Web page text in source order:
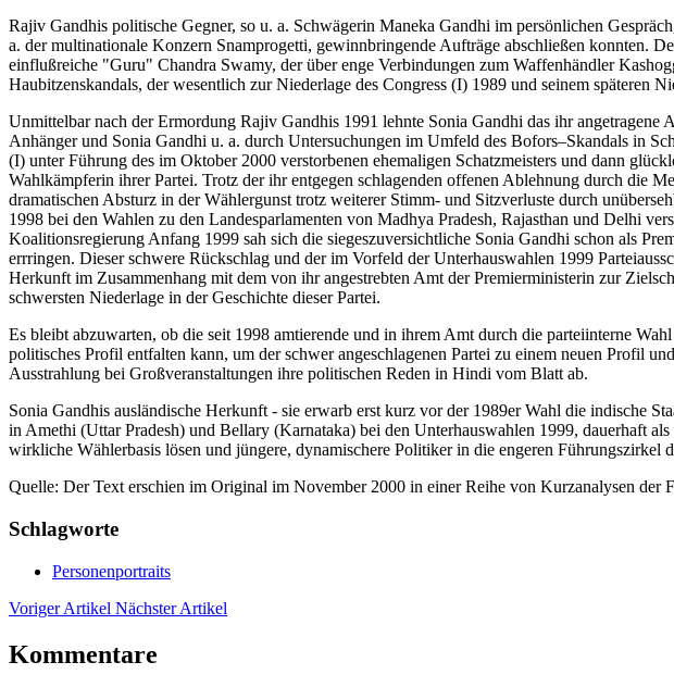
Rajiv Gandhis politische Gegner, so u. a. Schwägerin Maneka Gandhi im persönlichen
a. der multinationale Konzern Snamprogetti, gewinnbringende Aufträge abschließen konnten.
einflußreiche "Guru" Chandra Swamy, der über enge Verbindungen zum Waffenhändler
Haubitzenskandals, der wesentlich zur Niederlage des Congress (I) 1989 und seinem späteren
Unmittelbar nach der Ermordung Rajiv Gandhis 1991 lehnte Sonia Gandhi das ihr
Anhänger und Sonia Gandhi u. a. durch Untersuchungen im Umfeld des Bofors–Skandals in
(I) unter Führung des im Oktober 2000 verstorbenen ehemaligen Schatzmeisters und dann
Wahlkämpferin ihrer Partei. Trotz der ihr entgegen schlagenden offenen Ablehnung durch die
dramatischen Absturz in der Wählergunst trotz weiterer Stimm- und Sitzverluste durch
1998 bei den Wahlen zu den Landesparlamenten von Madhya Pradesh, Rajasthan und Delhi
Koalitionsregierung Anfang 1999 sah sich die siegeszuversichtliche Sonia Gandhi schon als
errringen. Dieser schwere Rückschlag und der im Vorfeld der Unterhauswahlen 1999
Herkunft im Zusammenhang mit dem von ihr angestrebten Amt der Premierministerin zur
schwersten Niederlage in der Geschichte dieser Partei.
Es bleibt abzuwarten, ob die seit 1998 amtierende und in ihrem Amt durch die parteiinterne
politisches Profil entfalten kann, um der schwer angeschlagenen Partei zu einem neuen Profil
Ausstrahlung bei Großveranstaltungen ihre politischen Reden in Hindi vom Blatt ab.
Sonia Gandhis ausländische Herkunft - sie erwarb erst kurz vor der 1989er Wahl die indische
in Amethi (Uttar Pradesh) und Bellary (Karnataka) bei den Unterhauswahlen 1999, dauerhaft
wirkliche Wählerbasis lösen und jüngere, dynamischere Politiker in die engeren Führungszirkel
Quelle: Der Text erschien im Original im November 2000 in einer Reihe von Kurzanalysen
Schlagworte
Personenportraits
Voriger Artikel Nächster Artikel
Kommentare